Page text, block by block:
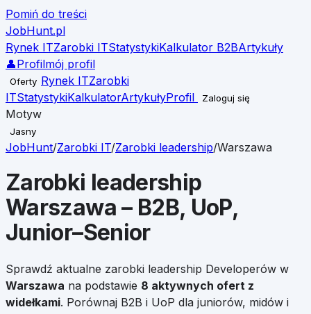
Pomiń do treści
JobHunt.pl
Rynek ITZarobki ITStatystykiKalkulator B2BArtykuły
👤Profilmój profil
Oferty Rynek ITZarobki
ITStatystykiKalkulatorArtykułyProfil Zaloguj się
Motyw
Jasny
JobHunt/Zarobki IT/Zarobki leadership/Warszawa
Zarobki leadership
Warszawa – B2B, UoP,
Junior–Senior
Sprawdź aktualne zarobki leadership Developerów w
Warszawa na podstawie 8 aktywnych ofert z
widełkami. Porównaj B2B i UoP dla juniorów, midów i